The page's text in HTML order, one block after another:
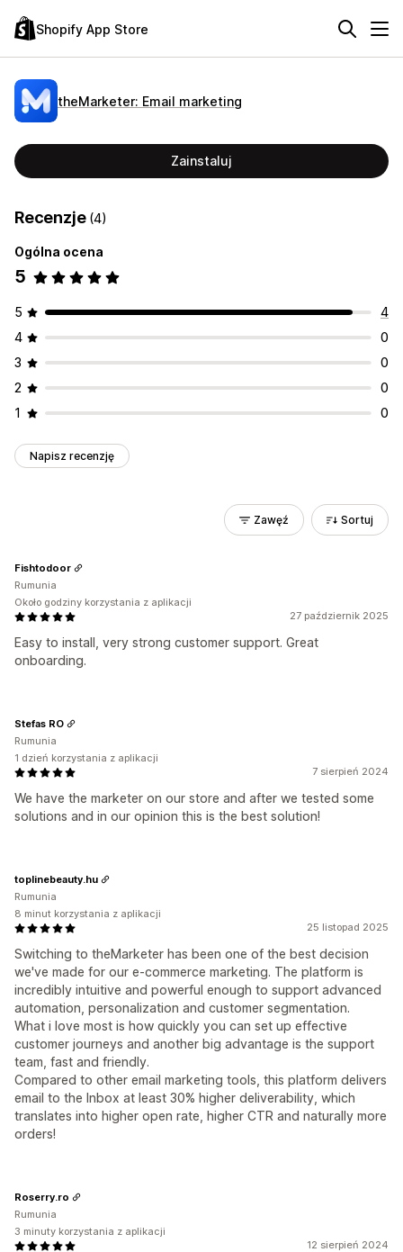
Shopify App Store
theMarketer: Email marketing
Zainstaluj
Recenzje (4)
Ogólna ocena
5
5
4
4
0
3
0
2
0
1
0
Napisz recenzję
Zawęź Sortuj
27 październik 2025
Easy to install, very strong customer support. Great
onboarding.
Fishtodoor
Rumunia
Około godziny korzystania z aplikacji
7 sierpień 2024
We have the marketer on our store and after we tested some
solutions and in our opinion this is the best solution!
Stefas RO
Rumunia
1 dzień korzystania z aplikacji
25 listopad 2025
Switching to theMarketer has been one of the best decision
we've made for our e-commerce marketing. The platform is
incredibly intuitive and powerful enough to support advanced
automation, personalization and customer segmentation.
What i love most is how quickly you can set up effective
customer journeys and another big advantage is the support
team, fast and friendly.
Compared to other email marketing tools, this platform delivers
email to the Inbox at least 30% higher deliverability, which
translates into higher open rate, higher CTR and naturally more
orders!
toplinebeauty.hu
Rumunia
8 minut korzystania z aplikacji
12 sierpień 2024
Roserry.ro
Rumunia
3 minuty korzystania z aplikacji